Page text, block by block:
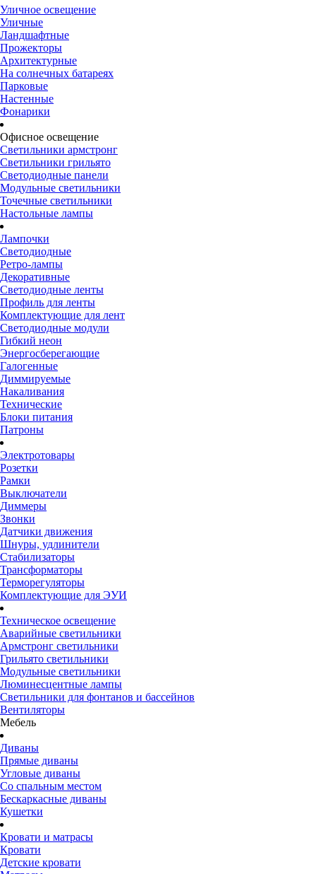
Уличное освещение
Уличные
Ландшафтные
Прожекторы
Архитектурные
На солнечных батареях
Парковые
Настенные
Фонарики
Офисное освещение
Светильники армстронг
Светильники грильято
Светодиодные панели
Модульные светильники
Точечные светильники
Настольные лампы
Лампочки
Светодиодные
Ретро-лампы
Декоративные
Светодиодные ленты
Профиль для ленты
Комплектующие для лент
Светодиодные модули
Гибкий неон
Энергосберегающие
Галогенные
Диммируемые
Накаливания
Технические
Блоки питания
Патроны
Электротовары
Розетки
Рамки
Выключатели
Диммеры
Звонки
Датчики движения
Шнуры, удлинители
Стабилизаторы
Трансформаторы
Терморегуляторы
Комплектующие для ЭУИ
Техническое освещение
Аварийные светильники
Армстронг светильники
Грильято светильники
Модульные светильники
Люминесцентные лампы
Светильники для фонтанов и бассейнов
Вентиляторы
Мебель
Диваны
Прямые диваны
Угловые диваны
Со спальным местом
Бескаркасные диваны
Кушетки
Кровати и матрасы
Кровати
Детские кровати